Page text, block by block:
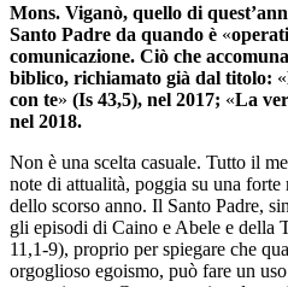
Mons. Viganò, quello di
Santo Padre da quando è «
comunicazione. Ciò che
biblico, richiamato già dal titolo: «
con te» (Is 43,5), nel 2017; «La
nel 2018.
Non è una scelta casuale. Tutto il
note di attualità, poggia su una
dello scorso anno. Il Santo Padre,
gli episodi di Caino e Abele e della
11,1-9), proprio per spiegare che
orgoglioso egoismo, può fare un